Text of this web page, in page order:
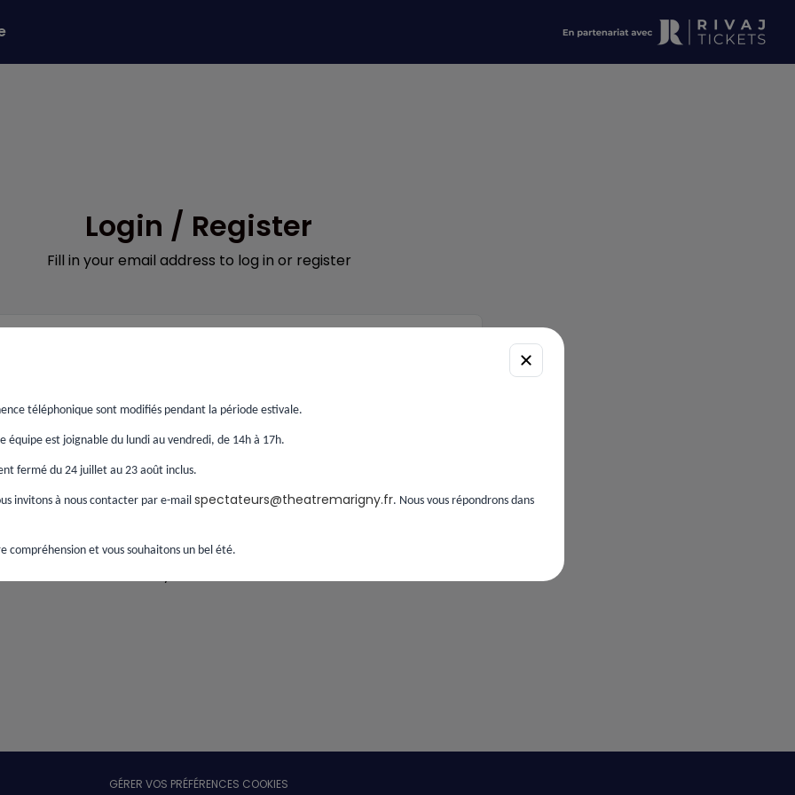
Login / Register
Fill in your email address to log in or register
Continue
If you placed an order without creating an account,
GÉRER VOS PRÉFÉRENCES COOKIES
téléphonique sont modifiés pendant la période estivale.
équipe est joignable du lundi au vendredi, de 14h à 17h.
fermé du 24 juillet au 23 août inclus.
invitons à nous contacter par e-mail spectateurs@theatremarigny.fr. Nous vous répondrons dans
compréhension et vous souhaitons un bel été.